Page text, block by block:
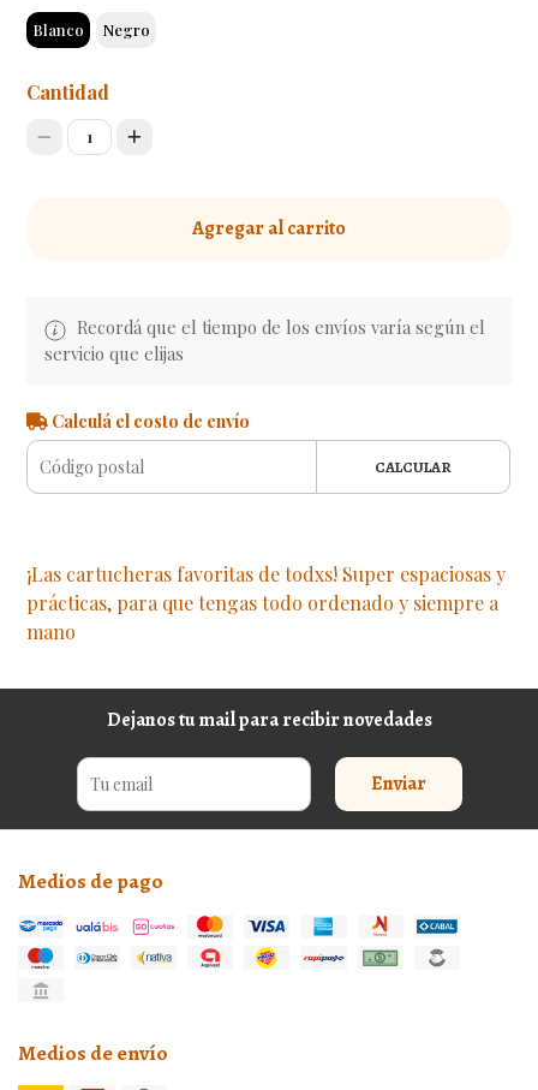
Blanco Negro
Cantidad
1
Agregar al carrito
Recordá que el tiempo de los envíos varía según el
servicio que elijas
Calculá el costo de envío
CALCULAR
¡Las cartucheras favoritas de todxs! Super espaciosas y
prácticas, para que tengas todo ordenado y siempre a
mano
Dejanos tu mail para recibir novedades
Enviar
Medios de pago
Medios de envío